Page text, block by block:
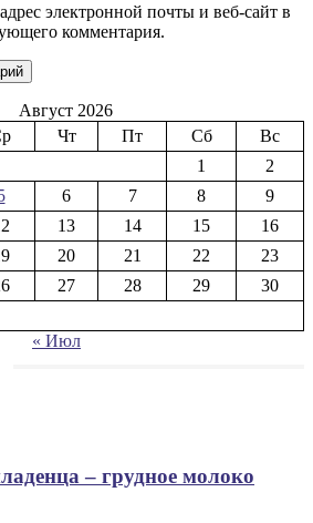
электронной почты и веб-сайт в
комментария.
Август 2026
Чт Пт Сб
Вс
1
2
6 7 8
9
13 14 15
16
20 21 22
23
27 28 29
30
« Июл
– грудное молоко